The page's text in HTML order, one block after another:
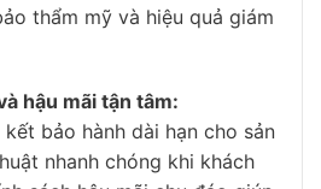
thẩm mỹ và hiệu quả giám
hậu mãi tận tâm:
kết bảo hành dài hạn cho sản
nhanh chóng khi khách